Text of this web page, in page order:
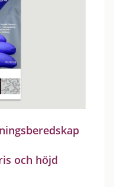
och höjd